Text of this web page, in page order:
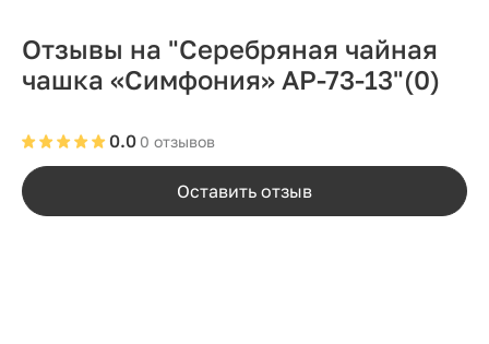
Отзывы на "Серебряная чайная
чашка «Симфония» АР-73-13"(0)
0 отзывов
0.0
Оставить отзыв